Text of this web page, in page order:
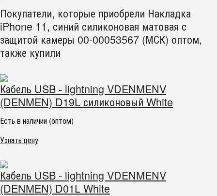
Покупатели, которые приобрели Накладка
iPhone 11, синий силиконовая матовая с
защитой камеры 00-00053567 (МСК) оптом,
также купили
Кабель USB - lightning VDENMENV
(DENMEN) D19L силиконовый White
Есть в наличии (оптом)
Узнать цену
Кабель USB - lightning VDENMENV
(DENMEN) D01L White